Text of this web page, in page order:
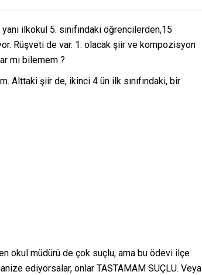
ilkokul 5. sınıfındaki öğrencilerden,15
Rüşveti de var. 1. olacak şiir ve kompozisyon
mı bilemem ?
Alttaki şiir de, ikinci 4 ün ilk sınıfındaki, bir
okul müdürü de çok suçlu, ama bu ödevi ilçe
ediyorsalar, onlar TASTAMAM SUÇLU. Veya